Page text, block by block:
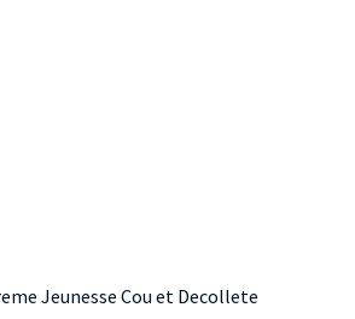
Jeunesse Cou et Decollete